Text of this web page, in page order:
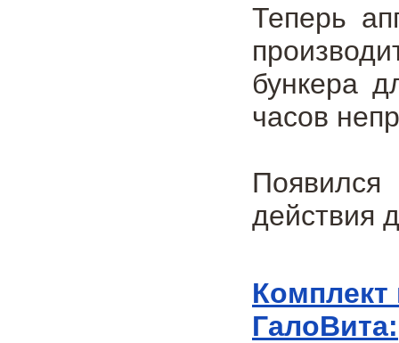
Теперь
бункера
часов
действия
Комплект
ГалоВита: